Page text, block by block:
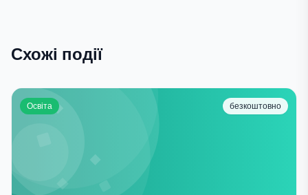
Схожі події
Освіта безкоштовно